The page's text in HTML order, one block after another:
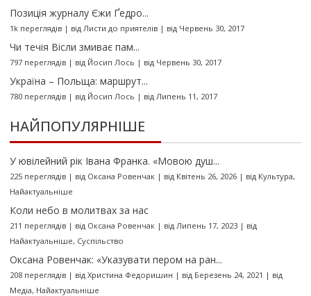
Позиція журналу Єжи Ґедро...
1k переглядів| від Листи до приятелів| від Червень 30, 2017
Чи течія Вісли змиває пам...
797 переглядів| від Йосип Лось | від Червень 30, 2017
Україна – Польща: маршрут...
780 переглядів| від Йосип Лось | від Липень 11, 2017
НАЙПОПУЛЯРНІШЕ
У ювілейний рік Івана Франка. «Мовою душ...
225 переглядів| від Оксана Ровенчак| від Квітень 26, 2026| від Культура,
Найактуальніше
Коли небо в молитвах за нас
211 переглядів| від Оксана Ровенчак| від Липень 17, 2023| від
Найактуальніше, Суспільство
Оксана Ровенчак: «Указувати пером на ран...
208 переглядів| від Христина Федоришин | від Березень 24, 2021 | від
Медіа, Найактуальніше